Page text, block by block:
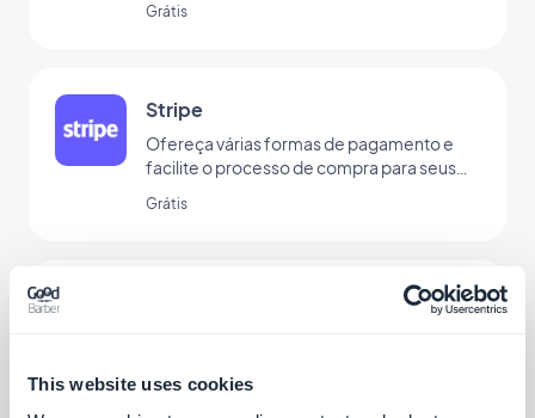
This website uses cookies
Grátis
Stripe
Ofereça várias formas de pagamento e
facilite o processo de compra para seus
Grátis
pagamento via Paypal
Grátis